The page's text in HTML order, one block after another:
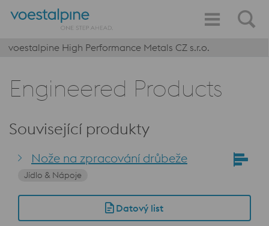
voestalpine High Performance Metals CZ s.r.o.
Engineered Products
Související produkty
Nože na zpracování drůbeže
Jídlo & Nápoje
Datový list